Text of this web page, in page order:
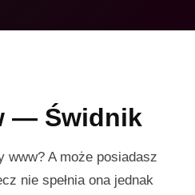
— Świdnik
www? A może posiadasz
nie spełnia ona jednak